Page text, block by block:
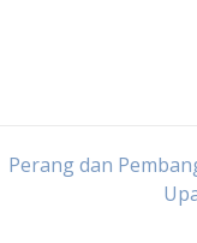
Perang dan